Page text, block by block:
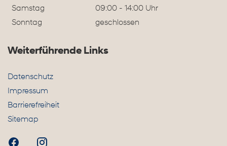
Samstag
09:00 - 14:00 Uhr
Sonntag
geschlossen
Weiterführende Links
Datenschutz
Impressum
Barrierefreiheit
Sitemap